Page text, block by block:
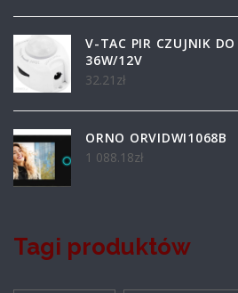
V-TAC PIR CZUJNIK
36W/12V
32.21 zł
ORNO ORVIDWI1068B
1 088.18zł
Tagi produktów